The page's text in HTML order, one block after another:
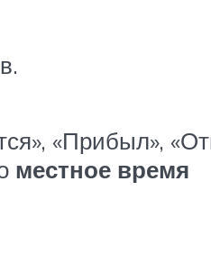
«Прибыл»,
местное время